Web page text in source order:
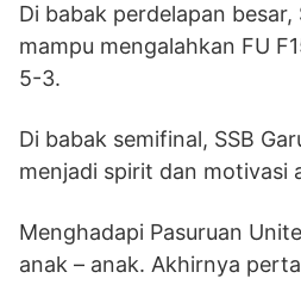
Di babak perdelapan
mampu mengalahkan FU
5-3.
Di babak semifinal, SSB
menjadi spirit dan motivasi
Menghadapi Pasuruan
anak – anak. Akhirnya